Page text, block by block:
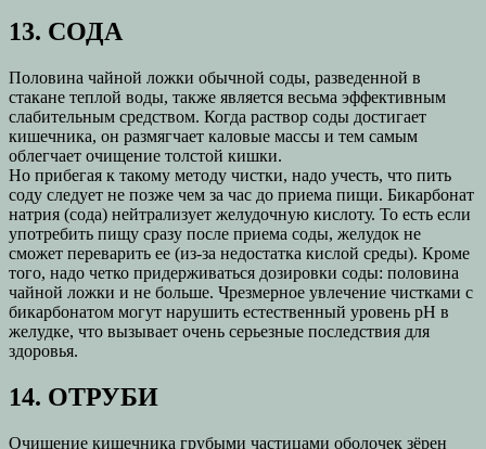
13. СОДА
Половина чайной ложки обычной соды, разведенной в
стакане теплой воды, также является весьма эффективным
слабительным средством. Когда раствор соды достигает
кишечника, он размягчает каловые массы и тем самым
облегчает очищение толстой кишки.
Но прибегая к такому методу чистки, надо учесть, что пить
соду следует не позже чем за час до приема пищи. Бикарбонат
натрия (сода) нейтрализует желудочную кислоту. То есть если
употребить пищу сразу после приема соды, желудок не
сможет переварить ее (из-за недостатка кислой среды). Кроме
того, надо четко придерживаться дозировки соды: половина
чайной ложки и не больше. Чрезмерное увлечение чистками с
бикарбонатом могут нарушить естественный уровень pH в
желудке, что вызывает очень серьезные последствия для
здоровья.
14. ОТРУБИ
Очищение кишечника грубыми частицами оболочек зёрен